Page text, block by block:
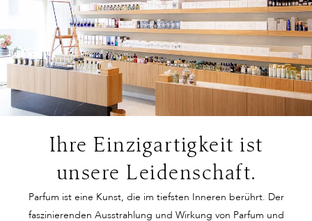
Ihre Einzigartigkeit ist
unsere Leidenschaft.
Parfum ist eine Kunst, die im tiefsten Inneren berührt. Der
faszinierenden Ausstrahlung und Wirkung von Parfum und